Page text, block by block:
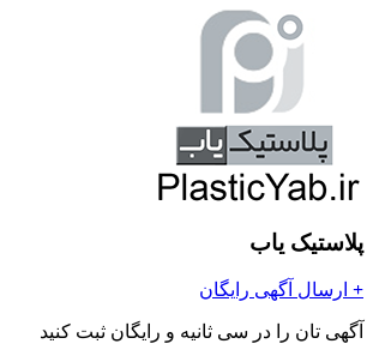
پلاستیک یاب
+ ارسال آگهی رایگان
آگهی تان را در سی ثانیه و رایگان ثبت کنید